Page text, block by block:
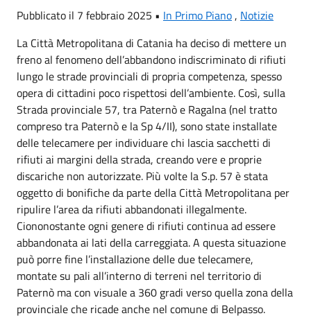
Pubblicato il 7 febbraio 2025 • In Primo Piano, Notizie
La Città Metropolitana di Catania ha deciso di mettere un
freno al fenomeno dell’abbandono indiscriminato di rifiuti
lungo le strade provinciali di propria competenza, spesso
opera di cittadini poco rispettosi dell’ambiente. Così, sulla
Strada provinciale 57, tra Paternò e Ragalna (nel tratto
compreso tra Paternò e la Sp 4/II), sono state installate
delle telecamere per individuare chi lascia sacchetti di
rifiuti ai margini della strada, creando vere e proprie
discariche non autorizzate. Più volte la S.p. 57 è stata
oggetto di bonifiche da parte della Città Metropolitana per
ripulire l’area da rifiuti abbandonati illegalmente.
Ciononostante ogni genere di rifiuti continua ad essere
abbandonata ai lati della carreggiata. A questa situazione
può porre fine l’installazione delle due telecamere,
montate su pali all’interno di terreni nel territorio di
Paternò ma con visuale a 360 gradi verso quella zona della
provinciale che ricade anche nel comune di Belpasso.